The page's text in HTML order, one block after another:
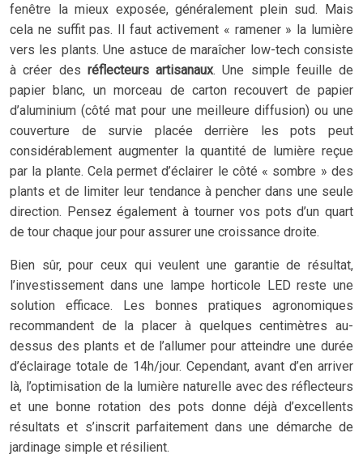
fenêtre la mieux exposée, généralement plein sud. Mais
cela ne suffit pas. Il faut activement « ramener » la lumière
vers les plants. Une astuce de maraîcher low-tech consiste
à créer des réflecteurs artisanaux. Une simple feuille de
papier blanc, un morceau de carton recouvert de papier
d’aluminium (côté mat pour une meilleure diffusion) ou une
couverture de survie placée derrière les pots peut
considérablement augmenter la quantité de lumière reçue
par la plante. Cela permet d’éclairer le côté « sombre » des
plants et de limiter leur tendance à pencher dans une seule
direction. Pensez également à tourner vos pots d’un quart
de tour chaque jour pour assurer une croissance droite.
Bien sûr, pour ceux qui veulent une garantie de résultat,
l’investissement dans une lampe horticole LED reste une
solution efficace. Les bonnes pratiques agronomiques
recommandent de la placer à quelques centimètres au-
dessus des plants et de l’allumer pour atteindre une durée
d’éclairage totale de 14h/jour. Cependant, avant d’en arriver
là, l’optimisation de la lumière naturelle avec des réflecteurs
et une bonne rotation des pots donne déjà d’excellents
résultats et s’inscrit parfaitement dans une démarche de
jardinage simple et résilient.